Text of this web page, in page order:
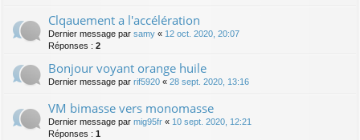
Clqauement a l'accélération
Dernier message par samy « 12 oct. 2020, 20:07
Réponses : 2
Bonjour voyant orange huile
Dernier message par rif5920 « 28 sept. 2020, 13:16
VM bimasse vers monomasse
Dernier message par mig95fr « 10 sept. 2020, 12:21
Réponses : 1